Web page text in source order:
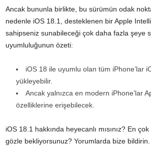
Ancak bununla birlikte, bu sürümün odak
nedenle iOS 18.1, desteklenen bir Apple
sahipseniz sunabileceği çok daha fazla şeye
uyumluluğunun özeti:
iOS 18 ile uyumlu olan tüm iPhone’lar
yükleyebilir.
Ancak yalnızca en modern iPhone’lar
özelliklerine erişebilecek.
iOS 18.1 hakkında heyecanlı mısınız? En
gözle bekliyorsunuz? Yorumlarda bize bildirin.